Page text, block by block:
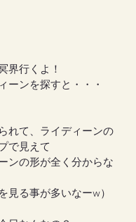
界行くよ！
ーンを探すと・・・
れて、ライディーンの
で見えて
ンの形が全く分からな
見る事が多いなーw）